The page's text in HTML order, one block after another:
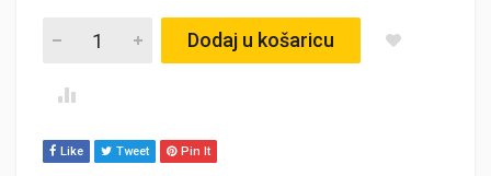
CatCams, Citroen / Peugeot, Visa GTI BX 15 / BX 16 / ZX /
Dodaj u košaricu
Like Tweet Pin It